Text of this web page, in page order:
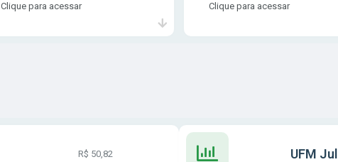
Clique para acessar Clique para acessar
R$ 50,82 UFM